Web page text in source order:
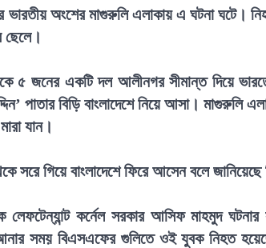
অংশের মাগুরুলি এলাকায় এ ঘটনা ঘটে।
ছেলে।
৫ জনের একটি দল আলীনগর সীমান্ত দিয়ে
পাতার বিড়ি বাংলাদেশে নিয়ে আসা। মাগুরুলি
যান।
সরে গিয়ে বাংলাদেশে ফিরে আসেন বলে জানিয়েছে
লেফটেন্যান্ট কর্নেল সরকার আসিফ মাহমুদ
সময় বিএসএফের গুলিতে ওই যুবক নিহত